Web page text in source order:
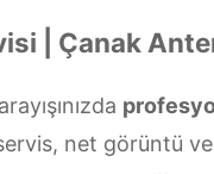
| Çanak
arayışınızda
net görüntü